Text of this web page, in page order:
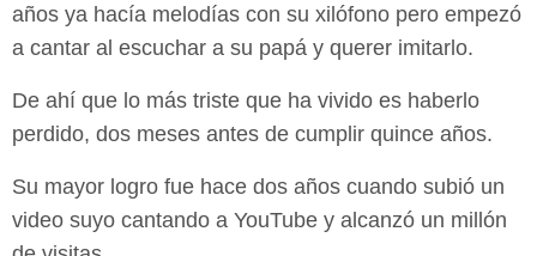
años ya hacía melodías con su xilófono pero empezó
a cantar al escuchar a su papá y querer imitarlo.
De ahí que lo más triste que ha vivido es haberlo
perdido, dos meses antes de cumplir quince años.
Su mayor logro fue hace dos años cuando subió un
video suyo cantando a YouTube y alcanzó un millón